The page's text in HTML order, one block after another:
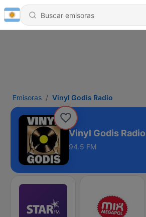
Emisoras Vinyl Godis Radio
Vinyl Godis Radio
94.5 FM